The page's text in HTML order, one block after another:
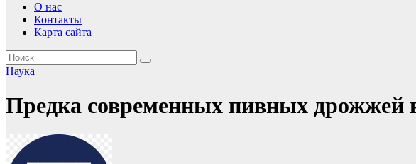
О нас
Контакты
Карта сайта
Наука
Предка современных пивных дрожжей